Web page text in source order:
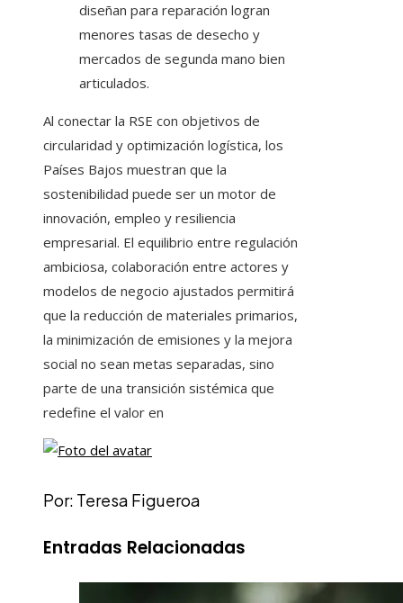
diseñan para reparación logran
menores tasas de desecho y
mercados de segunda mano bien
articulados.
Al conectar la RSE con objetivos de
circularidad y optimización logística, los
Países Bajos muestran que la
sostenibilidad puede ser un motor de
innovación, empleo y resiliencia
empresarial. El equilibrio entre regulación
ambiciosa, colaboración entre actores y
modelos de negocio ajustados permitirá
que la reducción de materiales primarios,
la minimización de emisiones y la mejora
social no sean metas separadas, sino
parte de una transición sistémica que
redefine el valor en
Por: Teresa Figueroa
Entradas Relacionadas